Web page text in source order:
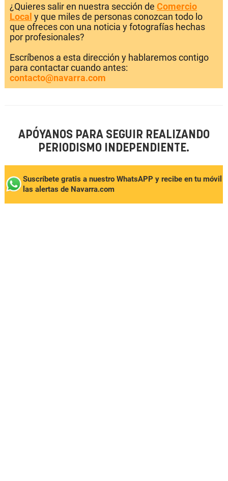
¿Quieres salir en nuestra sección de Comercio
Local y que miles de personas conozcan todo lo
que ofreces con una noticia y fotografías hechas
por profesionales?
Escríbenos a esta dirección y hablaremos contigo
para contactar cuando antes:
contacto@navarra.com
APÓYANOS PARA SEGUIR REALIZANDO
PERIODISMO INDEPENDIENTE.
Suscríbete gratis a nuestro WhatsAPP y recibe en tu móvil
las alertas de Navarra.com